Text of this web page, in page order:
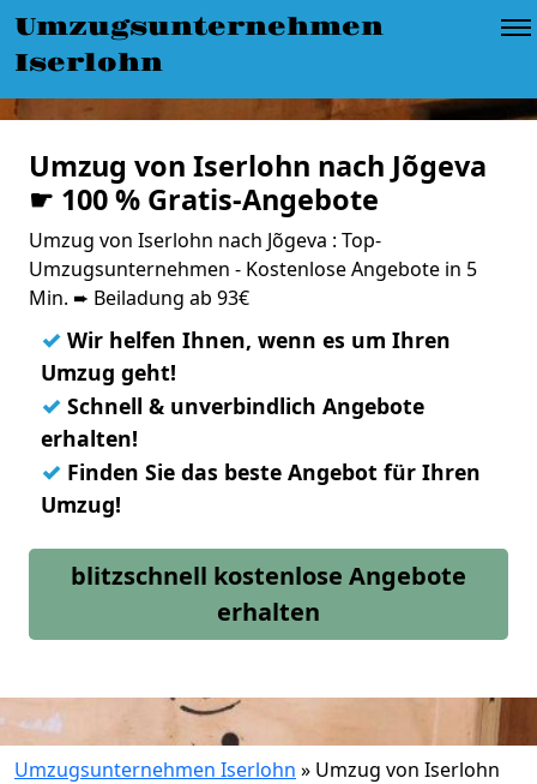
Umzugsunternehmen
Iserlohn
Umzug von Iserlohn nach Jõgeva
☛ 100 % Gratis-Angebote
Umzug von Iserlohn nach Jõgeva : Top-
Umzugsunternehmen - Kostenlose Angebote in 5
Min. ➨ Beiladung ab 93€
✓ Wir helfen Ihnen, wenn es um Ihren
Umzug geht!
✓ Schnell & unverbindlich Angebote
erhalten!
✓ Finden Sie das beste Angebot für Ihren
Umzug!
blitzschnell kostenlose Angebote
erhalten
Umzugsunternehmen Iserlohn » Umzug von Iserlohn